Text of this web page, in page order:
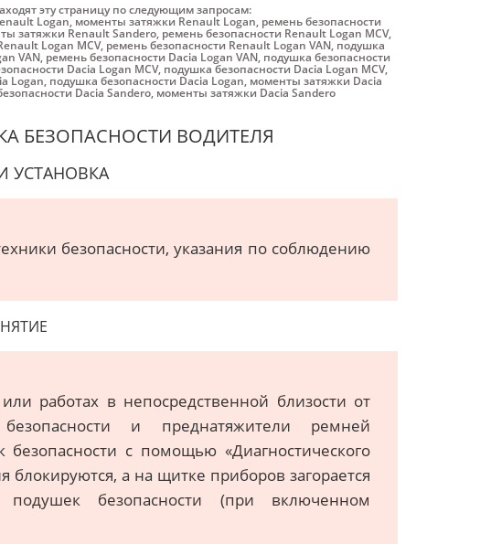
эту страницу по следующим запросам:
Logan, моменты затяжки Renault Logan, ремень безопасности
затяжки Renault Sandero, ремень безопасности Renault Logan MCV,
Logan MCV, ремень безопасности Renault Logan VAN, подушка
VAN, ремень безопасности Dacia Logan VAN, подушка безопасности
Dacia Logan MCV, подушка безопасности Dacia Logan MCV,
Logan, подушка безопасности Dacia Logan, моменты затяжки Dacia
Dacia Sandero, моменты затяжки Dacia Sandero
БЕЗОПАСНОСТИ ВОДИТЕЛЯ
УСТАНОВКА
безопасности, указания по соблюдению
работах в непосредственной близости от
и преднатяжители ремней
безопасности с помощью «Диагностического
а на щитке приборов загорается
безопасности (при включенном